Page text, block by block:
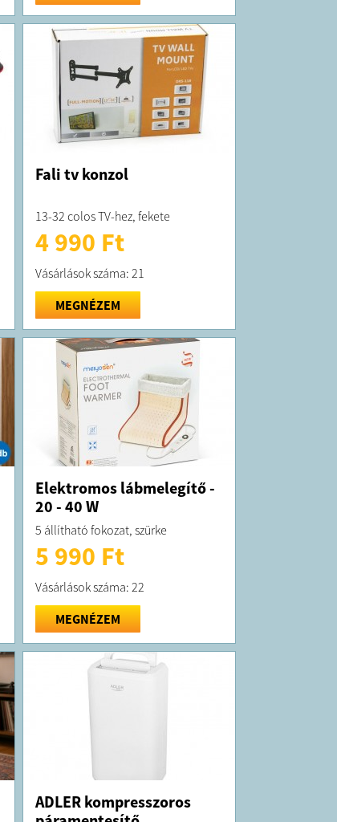
Fali tv konzol
13-32 colos TV-hez, fekete
4 990 Ft
Vásárlások száma: 21
MEGNÉZEM
Elektromos lábmelegítő -
20 - 40 W
5 állítható fokozat, szürke
5 990 Ft
Vásárlások száma: 22
MEGNÉZEM
ADLER kompresszoros